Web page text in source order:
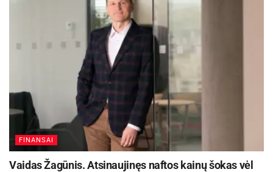
FINANSAI
Vaidas Žagūnis. Atsinaujinęs naftos kainų šokas vėl